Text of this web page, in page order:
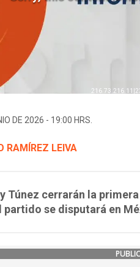
DE 2026 - 19:00 HRS.
RAMÍREZ LEIVA
Túnez cerrarán la
partido se disputará en